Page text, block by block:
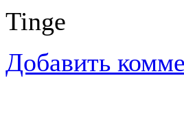
Tinge
Добавить